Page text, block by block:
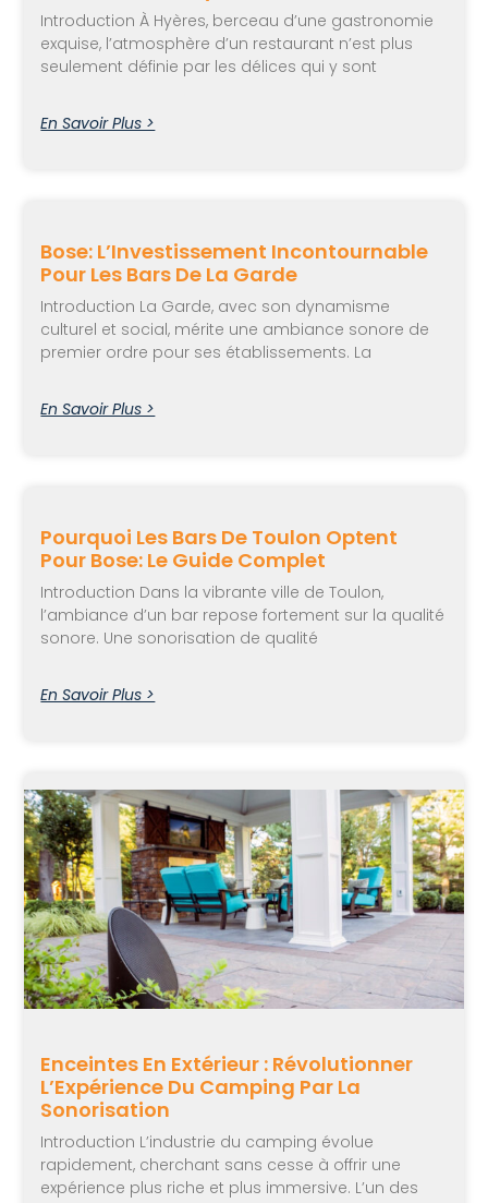
Introduction À Hyères, berceau d’une gastronomie
exquise, l’atmosphère d’un restaurant n’est plus
seulement définie par les délices qui y sont
En Savoir Plus >
Bose: L’Investissement Incontournable
Pour Les Bars De La Garde
Introduction La Garde, avec son dynamisme
culturel et social, mérite une ambiance sonore de
premier ordre pour ses établissements. La
En Savoir Plus >
Pourquoi Les Bars De Toulon Optent
Pour Bose: Le Guide Complet
Introduction Dans la vibrante ville de Toulon,
l’ambiance d’un bar repose fortement sur la qualité
sonore. Une sonorisation de qualité
En Savoir Plus >
Enceintes En Extérieur : Révolutionner
L’Expérience Du Camping Par La
Sonorisation
Introduction L’industrie du camping évolue
rapidement, cherchant sans cesse à offrir une
expérience plus riche et plus immersive. L’un des